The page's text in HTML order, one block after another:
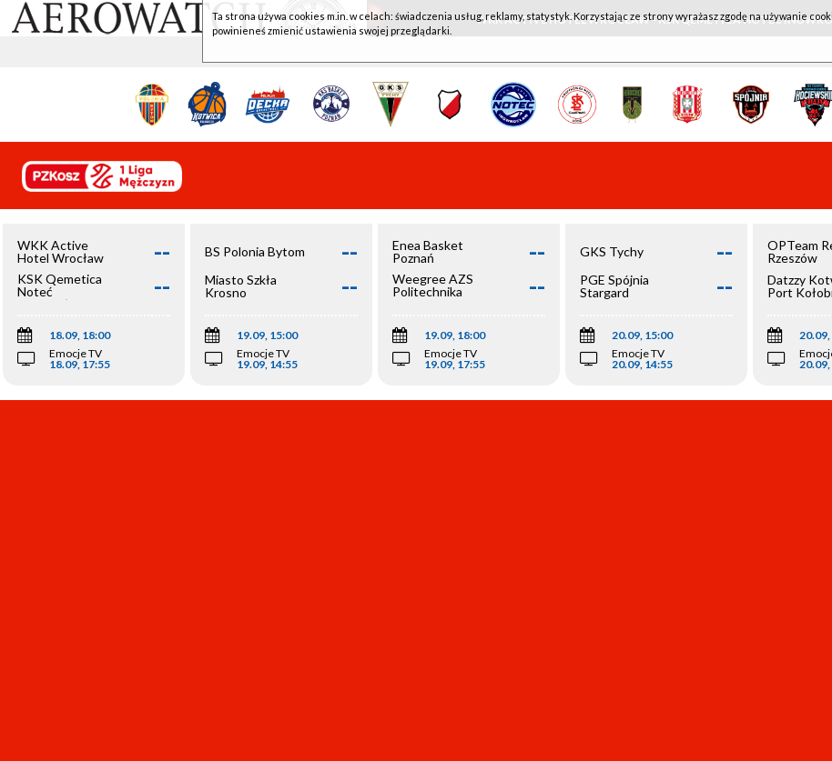
WKK ACTIVE HOTEL WROCŁAW - KSK QEMETICA NOTEĆ
WKK Active
Hotel Wrocław
--
KSK Qemetica
Noteć
Inowrocław
--
18.09, 18:00
Emocje TV
18.09, 17:55
BS Polonia Bytom --
Miasto Szkła
Krosno
--
19.09, 15:00
Emocje TV
19.09, 14:55
Enea Basket
Poznań
--
Weegree AZS
Politechnika
--
19.09, 18:00
Emocje TV
19.09, 17:55
GKS Tychy --
PGE Spójnia
Stargard
--
20.09, 15:00
Emocje TV
20.09, 14:55
OPTeam
Rzeszów
Datzzy
Port
Ta strona używa cookies m.in. w celach: świadczenia usług, reklamy, statystyk. Korzystając ze strony wyrażasz zgodę na używanie
powinieneś zmienić ustawienia swojej przeglądarki.